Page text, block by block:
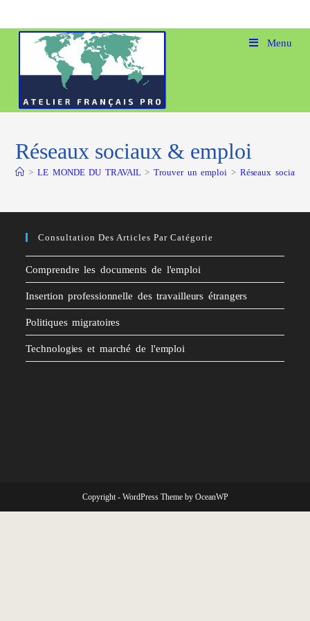
Menu
Réseaux sociaux & emploi
> LE MONDE DU TRAVAIL > Trouver un emploi > Réseaux
Consultation Des Articles Par Catégorie
Comprendre les documents de l'emploi
Insertion professionnelle des travailleurs étrangers
Politiques migratoires
Technologies et marché de l'emploi
Copyright - WordPress Theme by OceanWP